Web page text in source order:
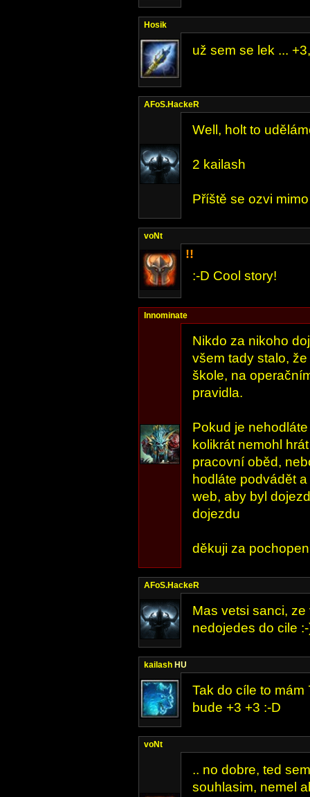
Hosik
už sem se lek ...
AFoS.HackeR
Well, holt to
2 kailash
Příště se ozvi
voNt
!!
:-D Cool story!
Innominate
Nikdo za nikoho
všem tady stalo,
škole, na
pravidla.
Pokud je
kolikrát nemohl
pracovní oběd,
hodláte podvádět
web, aby byl
dojezdu
děkuji za
AFoS.HackeR
Mas vetsi sanci,
nedojedes do cile
kailash HU
Tak do cíle to
bude +3 +3 :-D
voNt
.. no dobre, ted
souhlasim, nemel